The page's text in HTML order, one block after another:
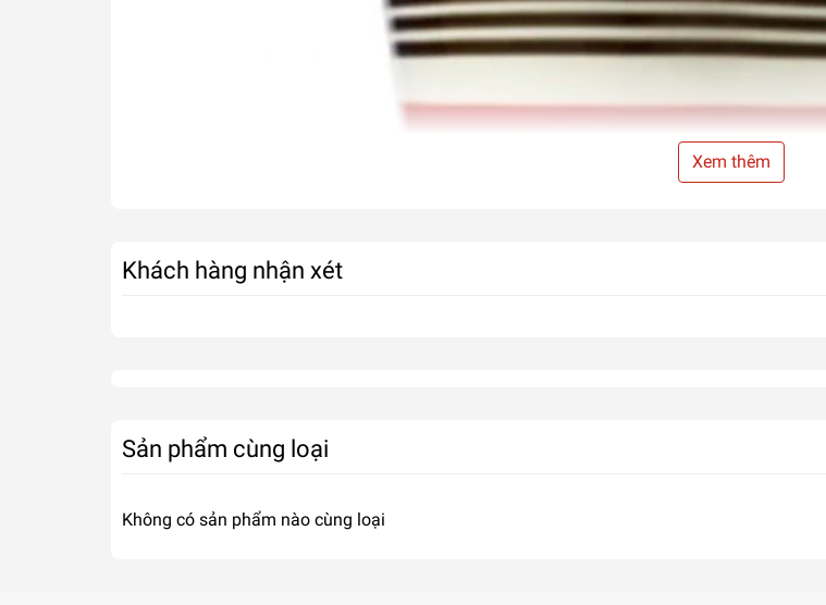
Xem thêm
Khách hàng nhận xét
Sản phẩm cùng loại
Không có sản phẩm nào cùng loại